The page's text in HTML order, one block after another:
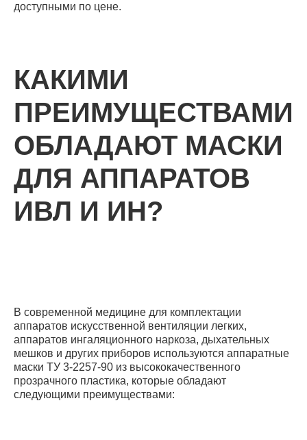
доступными по цене.
КАКИМИ
ПРЕИМУЩЕСТВАМИ
ОБЛАДАЮТ МАСКИ
ДЛЯ АППАРАТОВ
ИВЛ И ИН?
В современной медицине для комплектации
аппаратов искусственной вентиляции легких,
аппаратов ингаляционного наркоза, дыхательных
мешков и других приборов используются аппаратные
маски ТУ 3-2257-90 из высококачественного
прозрачного пластика, которые обладают
следующими преимуществами: